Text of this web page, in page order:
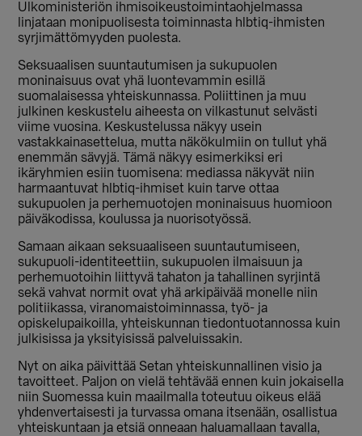
Ulkoministeriön ihmisoikeustoimintaohjelmassa
linjataan monipuolisesta toiminnasta hlbtiq-ihmisten
syrjimättömyyden puolesta.
Seksuaalisen suuntautumisen ja sukupuolen
moninaisuus ovat yhä luontevammin esillä
suomalaisessa yhteiskunnassa. Poliittinen ja muu
julkinen keskustelu aiheesta on vilkastunut selvästi
viime vuosina. Keskustelussa näkyy usein
vastakkainasettelua, mutta näkökulmiin on tullut yhä
enemmän sävyjä. Tämä näkyy esimerkiksi eri
ikäryhmien esiin tuomisena: mediassa näkyvät niin
harmaantuvat hlbtiq-ihmiset kuin tarve ottaa
sukupuolen ja perhemuotojen moninaisuus huomioon
päiväkodissa, koulussa ja nuorisotyössä.
Samaan aikaan seksuaaliseen suuntautumiseen,
sukupuoli-identiteettiin, sukupuolen ilmaisuun ja
perhemuotoihin liittyvä tahaton ja tahallinen syrjintä
sekä vahvat normit ovat yhä arkipäivää monelle niin
politiikassa, viranomaistoiminnassa, työ- ja
opiskelupaikoilla, yhteiskunnan tiedontuotannossa kuin
julkisissa ja yksityisissä palveluissakin.
Nyt on aika päivittää Setan yhteiskunnallinen visio ja
tavoitteet. Paljon on vielä tehtävää ennen kuin jokaisella
niin Suomessa kuin maailmalla toteutuu oikeus elää
yhdenvertaisesti ja turvassa omana itsenään, osallistua
yhteiskuntaan ja etsiä onneaan haluamallaan tavalla,